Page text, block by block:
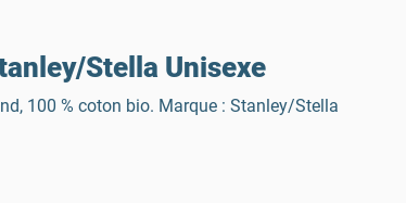
Stella Unisexe
100 % coton bio. Marque : Stanley/Stella